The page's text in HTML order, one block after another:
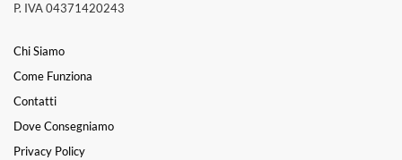
P. IVA 04371420243
Chi Siamo
Come Funziona
Contatti
Dove Consegniamo
Privacy Policy